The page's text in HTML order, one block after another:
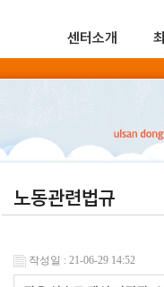
센터소개
노동관련법규
작성일 : 21-06-29 14:52